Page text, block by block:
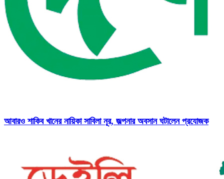
আবারও শাকিব খানের নায়িকা সাবিলা নূর, জল্পনার অবসান ঘটালেন প্রযোজক